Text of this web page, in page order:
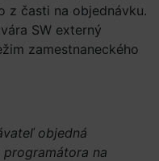
z časti na objednávku.
SW externý
zamestnaneckého
objedná
na